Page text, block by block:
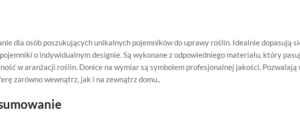
dla osób poszukujących unikalnych pojemników do uprawy roślin. Idealnie dopasują
o indywidualnym designie. Są wykonane z odpowiedniego materiału, który
w aranżacji roślin. Donice na wymiar są symbolem profesjonalnej jakości. Pozwalają
zarówno wewnątrz, jak i na zewnątrz domu..